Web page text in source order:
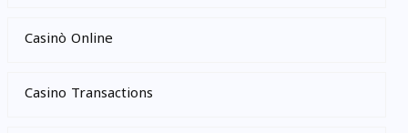
Casinò Online
Casino Transactions